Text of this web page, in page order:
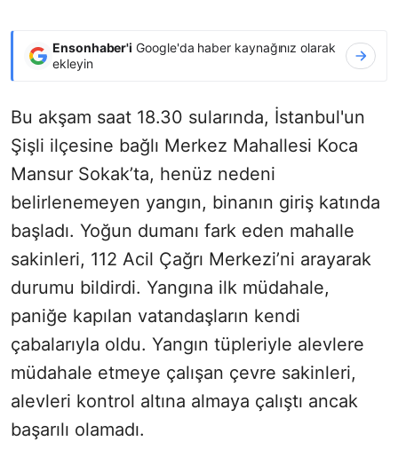
Ensonhaber'i Google'da haber kaynağınız olarak
ekleyin
Bu akşam saat 18.30 sularında, İstanbul'un
Şişli ilçesine bağlı Merkez Mahallesi Koca
Mansur Sokak’ta, henüz nedeni
belirlenemeyen yangın, binanın giriş katında
başladı. Yoğun dumanı fark eden mahalle
sakinleri, 112 Acil Çağrı Merkezi’ni arayarak
durumu bildirdi. Yangına ilk müdahale,
paniğe kapılan vatandaşların kendi
çabalarıyla oldu. Yangın tüpleriyle alevlere
müdahale etmeye çalışan çevre sakinleri,
alevleri kontrol altına almaya çalıştı ancak
başarılı olamadı.